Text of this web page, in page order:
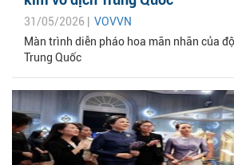
31/05/2026 | VOVVN
Màn trình diễn pháo hoa mãn nhãn của
Trung Quốc